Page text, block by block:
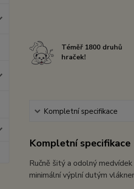
Téměř 1800 druhů
hraček!
Kompletní specifikace
Kompletní specifikace
Ručně šitý a odolný
minimální výplní dutým